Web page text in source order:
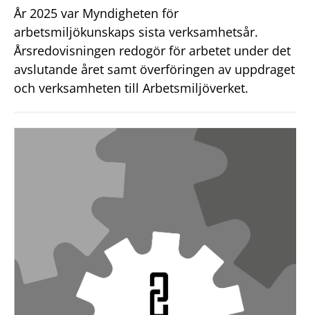
År 2025 var Myndigheten för
arbetsmiljökunskaps sista verksamhetsår.
Årsredovisningen redogör för arbetet under det
avslutande året samt överföringen av uppdraget
och verksamheten till Arbetsmiljöverket.